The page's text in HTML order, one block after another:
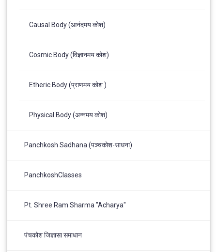
Causal Body (आनंदमय कोश)
Cosmic Body (विज्ञानमय कोश)
Etheric Body (प्राणमय कोश )
Physical Body (अन्नमय कोश)
Panchkosh Sadhana (पञ्चकोश-साधना)
PanchkoshClasses
Pt. Shree Ram Sharma "Acharya"
पंचकोश जिज्ञासा समाधान